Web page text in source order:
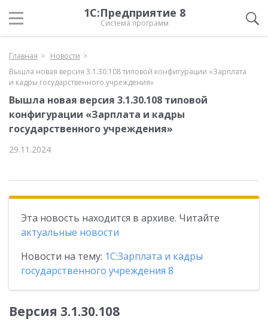
1С:Предприятие 8
Система программ
Главная
Новости
Вышла новая версия 3.1.30.108 типовой конфигурации «Зарплата
и кадры государственного учреждения»
Вышла новая версия 3.1.30.108 типовой
конфигурации «Зарплата и кадры
государственного учреждения»
29.11.2024
Эта новость находится в архиве. Читайте
актуальные новости
Новости на тему: 1С:Зарплата и кадры
государственного учреждения 8
Версия 3.1.30.108